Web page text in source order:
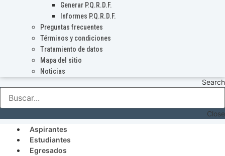
Generar P.Q.R.D.F.
Informes P.Q.R.D.F.
Preguntas frecuentes
Términos y condiciones
Tratamiento de datos
Mapa del sitio
Noticias
Search
Close
Aspirantes
Estudiantes
Egresados